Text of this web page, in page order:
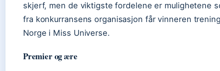
skjerf, men de viktigste fordelene er mulighetene
fra konkurransens organisasjon får vinneren
Norge i Miss Universe.
Premier og ære